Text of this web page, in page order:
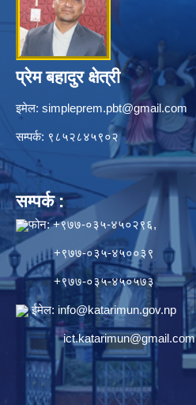
प्रेम बहादुर क्षेत्री
इमेल: simpleprem.pbt@gmail.com
सम्पर्क: ९८५२८४५९०२
सम्पर्क :
फोन: +९७७-०३५-४५०२९६,
+९७७-०३५-४५००३९
+९७७-०३५-४५०५७३
ईमेल: info@katarimun.gov.np
ict.katarimun@gmail.com